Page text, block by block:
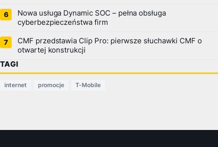
Nowa usługa Dynamic SOC – pełna obsługa
cyberbezpieczeństwa firm
CMF przedstawia Clip Pro: pierwsze słuchawki CMF o
otwartej konstrukcji
TAGI
internet promocje T-Mobile